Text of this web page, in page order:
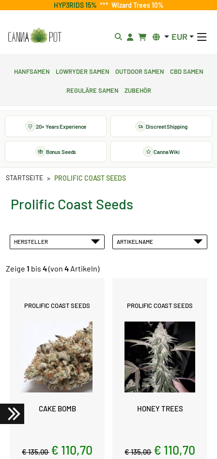
HYP3RIDS 15% *** Wizard Trees 10%
EUR
Hanfsamen Lowryder Samen Outdoor Samen CBD Samen
Reguläre Samen Zubehör
20+ Years Experience Discreet Shipping
Bonus Seeds Canna Wiki
STARTSEITE PROLIFIC COAST SEEDS
Prolific Coast Seeds
HERSTELLER ARTIKELNAME
Zeige 1 bis 4(von 4 Artikeln)
PROLIFIC COAST SEEDS
CAKE BOMB
€ 135,00 € 110,70
PROLIFIC COAST SEEDS
HONEY TREES
€ 135,00 € 110,70